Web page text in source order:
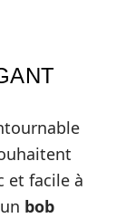
et facile à
bob